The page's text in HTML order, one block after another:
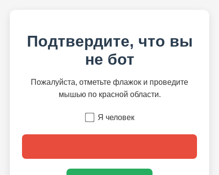
Подтвердите, что вы
не бот
Пожалуйста, отметьте флажок и проведите
мышью по красной области.
Я человек